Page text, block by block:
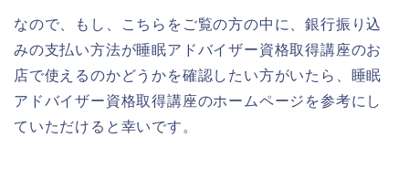
なので、もし、こちらをご覧の方の中に、銀行振り込
みの支払い方法が睡眠アドバイザー資格取得講座のお
店で使えるのかどうかを確認したい方がいたら、睡眠
アドバイザー資格取得講座のホームページを参考にし
ていただけると幸いです。